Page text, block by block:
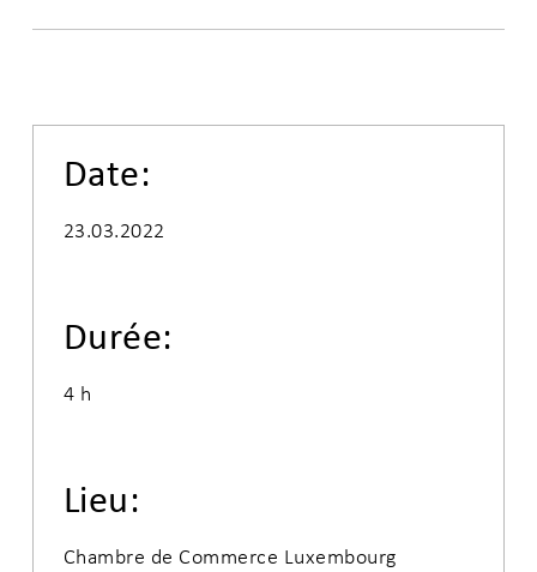
Date:
23.03.2022
Durée:
4 h
Lieu:
Chambre de Commerce Luxembourg